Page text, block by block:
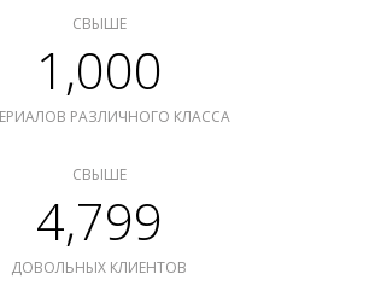
СВЫШЕ
1,000
РАЗЛИЧНОГО КЛАССА
СВЫШЕ
4,799
ДОВОЛЬНЫХ КЛИЕНТОВ